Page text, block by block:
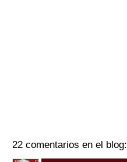
22 comentarios en el blog: